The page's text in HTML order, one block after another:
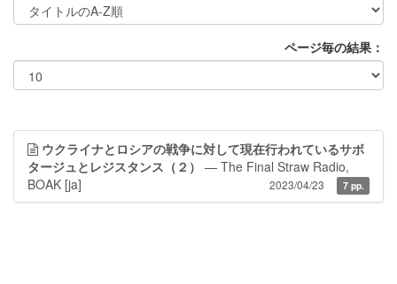
ページ毎の結果：
ウクライナとロシアの戦争に対して現在行われているサボ
タージュとレジスタンス（２） — The Final Straw Radio,
BOAK [ja] 2023/04/23 7 pp.